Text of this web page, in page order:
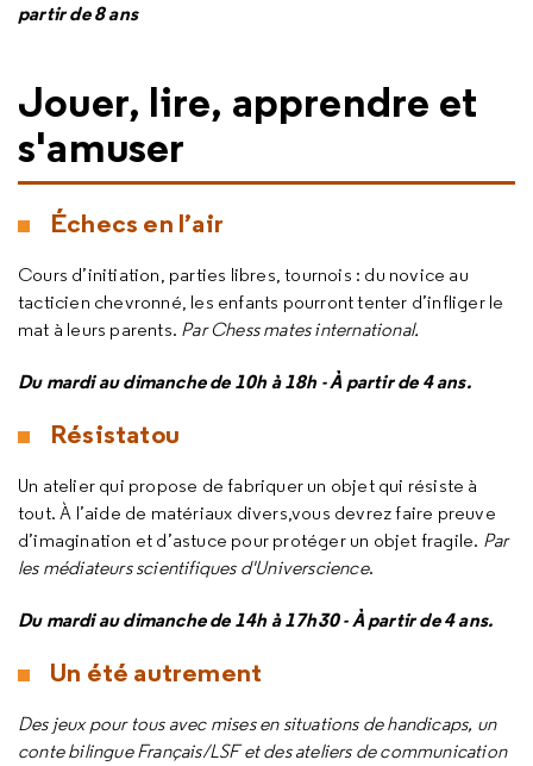
partir de 8 ans
Jouer, lire, apprendre et
s'amuser
Échecs en l’air
Cours d’initiation, parties libres, tournois : du novice au
tacticien chevronné, les enfants pourront tenter d’infliger le
mat à leurs parents. Par Chess mates international.
Du mardi au dimanche de 10h à 18h - À partir de 4 ans.
Résistatou
Un atelier qui propose de fabriquer un objet qui résiste à
tout. À l’aide de matériaux divers,vous devrez faire preuve
d’imagination et d’astuce pour protéger un objet fragile. Par
les médiateurs scientifiques d'Universcience.
Du mardi au dimanche de 14h à 17h30 - À partir de 4 ans.
Un été autrement
Des jeux pour tous avec mises en situations de handicaps, un
conte bilingue Français/LSF et des ateliers de communication